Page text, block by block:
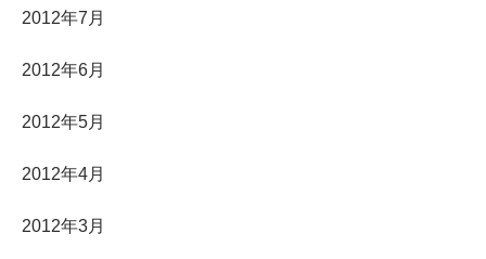
2012年7月
2012年6月
2012年5月
2012年4月
2012年3月